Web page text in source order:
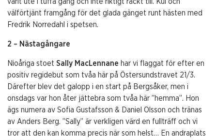
välförtjänt framgång för det glada gänget runt hästen med
Fredrik Norredahl i spetsen.
2 – Nästagångare
Nioåriga stoet Sally MacLennane har vi flaggat för efter en
positiv regidebut som tvåa här på Östersundstravet 21/3.
Därefter blev det galopp i en start på Bergsåker, men i
onsdags var hon åter jättebra som tvåa här ”hemma”. Hon
ägs numera av Sofia Gustafsson & Daniel Olsson och tränas
av Anders Berg. ”Sally” är verkligen värd en fullträff och vi
tror att den kan komma precis när som helst… En andraplats